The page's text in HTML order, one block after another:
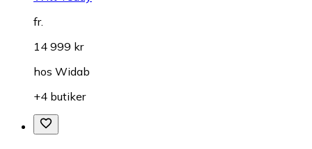
fr.
14 999 kr
hos Widab
+4 butiker